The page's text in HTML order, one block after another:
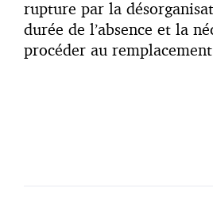
rupture par la
durée de l’absence et la
procéder au